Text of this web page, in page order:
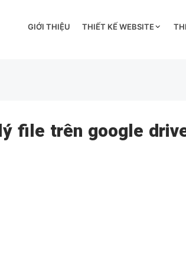
GIỚI THIỆU THIẾT KẾ WEBSITE
file trên google